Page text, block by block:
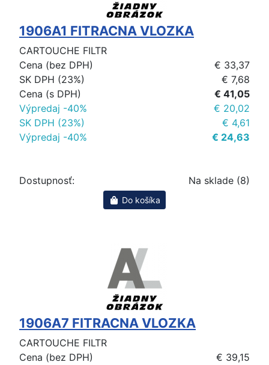
1906A1 FITRACNA VLOZKA
CARTOUCHE FILTR
Cena (bez DPH)
€ 33,37
SK DPH (23%)
€ 7,68
Cena (s DPH)
€ 41,05
Výpredaj -40%
€ 20,02
SK DPH (23%)
€ 4,61
Výpredaj -40%
€ 24,63
Dostupnosť: Na sklade (8)
Do košíka
1906A7 FITRACNA VLOZKA
CARTOUCHE FILTR
Cena (bez DPH)
€ 39,15